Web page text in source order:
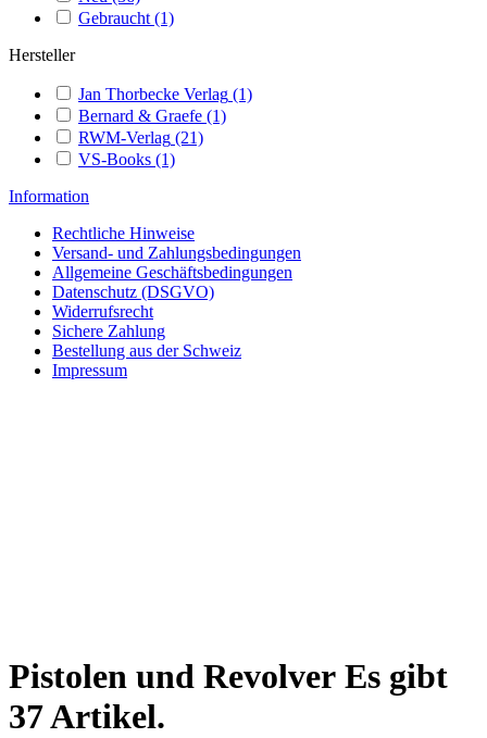
Gebraucht (1)
Hersteller
Jan Thorbecke Verlag (1)
Bernard & Graefe (1)
RWM-Verlag (21)
VS-Books (1)
Information
Rechtliche Hinweise
Versand- und Zahlungsbedingungen
Allgemeine Geschäftsbedingungen
Datenschutz (DSGVO)
Widerrufsrecht
Sichere Zahlung
Bestellung aus der Schweiz
Impressum
Pistolen und Revolver Es gibt
37 Artikel.